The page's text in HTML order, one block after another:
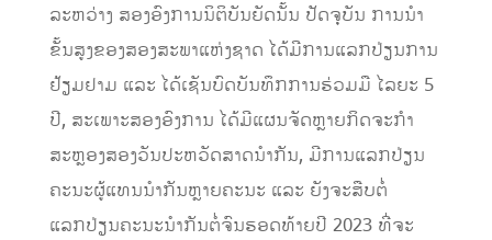
ລະຫວ່າງ ສອງອົງການນິຕິບັນຍັດນັ້ນ ປັດຈຸບັນ ການນໍາ
ຂັ້ນສູງຂອງສອງສະພາແຫ່ງຊາດ ໄດ້ມີການແລກປ່ຽນການ
ຢ້ຽມຢາມ ແລະ ໄດ້ເຊັນບົດບັນທຶກການຮ່ວມມື ໄລຍະ 5
ປີ, ສະເພາະສອງອົງການ ໄດ້ມີແຜນຈັດຫຼາຍກິດຈະກຳ
ສະຫຼອງສອງວັນປະຫວັດສາດນໍາກັນ, ມີການແລກປ່ຽນ
ຄະນະຜູ້ແທນນໍາກັນຫຼາຍຄະນະ ແລະ ຍັງຈະສືບຕໍ່
ແລກປ່ຽນຄະນະນໍາກັນຕໍ່ຈົນຮອດທ້າຍປີ 2023 ທີ່ຈະ